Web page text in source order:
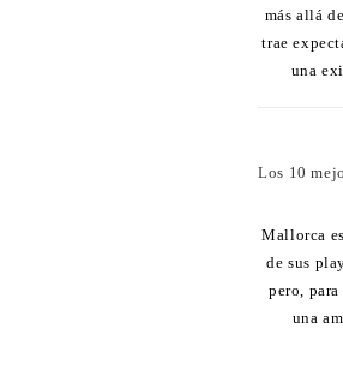
más allá
trae
una
Los 10
Mallorca
de sus
pero,
una